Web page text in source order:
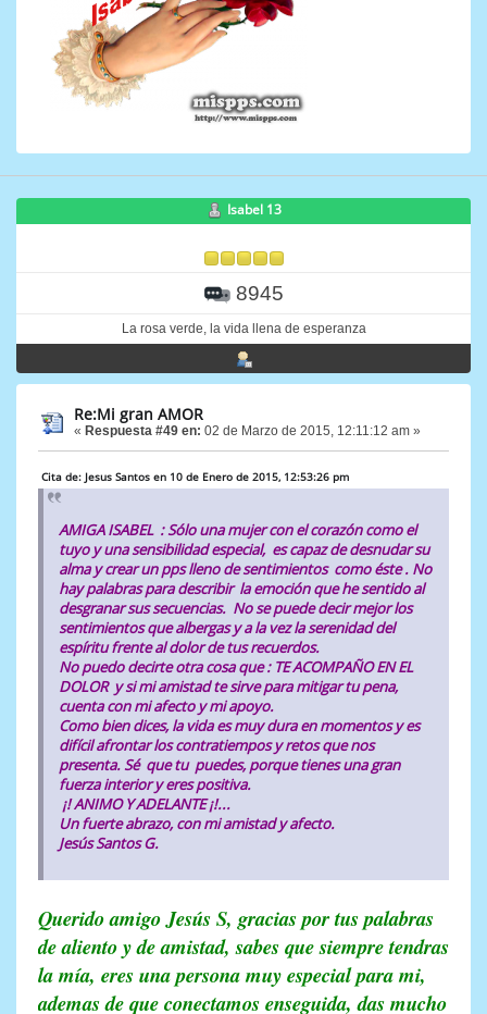
Isabel 13
8945
La rosa verde, la vida llena de esperanza
Re:Mi gran AMOR
« Respuesta #49 en: 02 de Marzo de 2015, 12:11:12 am »
Cita de: Jesus Santos en 10 de Enero de 2015, 12:53:26 pm
AMIGA ISABEL : Sólo una mujer con el corazón como el
tuyo y una sensibilidad especial, es capaz de desnudar su
alma y crear un pps lleno de sentimientos como éste . No
hay palabras para describir la emoción que he sentido al
desgranar sus secuencias. No se puede decir mejor los
sentimientos que albergas y a la vez la serenidad del
espíritu frente al dolor de tus recuerdos.
No puedo decirte otra cosa que : TE ACOMPAÑO EN EL
DOLOR y si mi amistad te sirve para mitigar tu pena,
cuenta con mi afecto y mi apoyo.
Como bien dices, la vida es muy dura en momentos y es
difícil afrontar los contratiempos y retos que nos
presenta. Sé que tu puedes, porque tienes una gran
fuerza interior y eres positiva.
¡! ANIMO Y ADELANTE ¡!...
Un fuerte abrazo, con mi amistad y afecto.
Jesús Santos G.
Querido amigo Jesús S, gracias por tus palabras
de aliento y de amistad, sabes que siempre tendras
la mía, eres una persona muy especial para mi,
ademas de que conectamos enseguida, das mucho